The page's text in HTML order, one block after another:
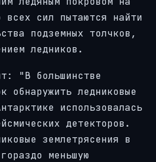
сил пытаются найти
подземных толчков,
ледников.
"В большинстве
обнаружить ледниковые
использовалась
детекторов.
землетрясения в
меньшую